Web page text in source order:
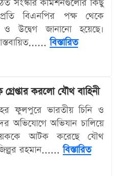
সংস্কার কমিশনগুলোর কিছু
প্রতি বিএনপির পক্ষ থেকে
ও উদ্বেগ জানানো হয়েছে।
বিস্তারিত
করলো যৌথ বাহিনী
ফুলপুরে ভারতীয় চিনি ও
অভিযোগে অভিযান চালিয়ে
আটক করেছে যৌথ
রহমান......বিস্তারিত